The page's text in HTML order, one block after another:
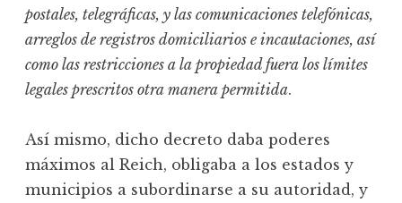
postales, telegráficas, y las comunicaciones telefónicas,
arreglos de registros domiciliarios e incautaciones, así
como las restricciones a la propiedad fuera los límites
legales prescritos otra manera permitida.
Así mismo, dicho decreto daba poderes
máximos al Reich, obligaba a los estados y
municipios a subordinarse a su autoridad, y